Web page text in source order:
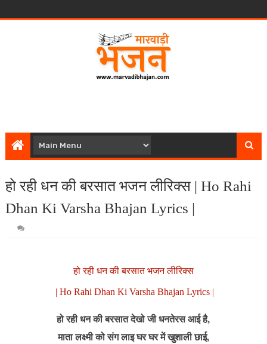
हो रही धन की बरसात भजन लीरिक्स | Ho Rahi
Dhan Ki Varsha Bhajan Lyrics |
हो रही धन की बरसात भजन लीरिक्स
| Ho Rahi Dhan Ki Varsha Bhajan Lyrics |
हो रही धन की बरसात देखो जी धनतेरस आई है,
माता लक्ष्मी को संग लाइ घर घर में खुशाली छाई,